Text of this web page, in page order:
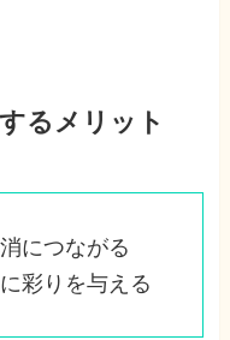
るメリット
につながる
彩りを与える